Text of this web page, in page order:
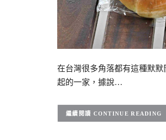
在台灣很多角落都有這種默
起的一家，據說…
CONTINUE READING